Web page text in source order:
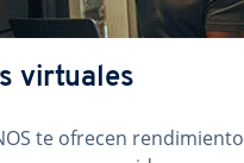
virtuales
te ofrecen rendimiento